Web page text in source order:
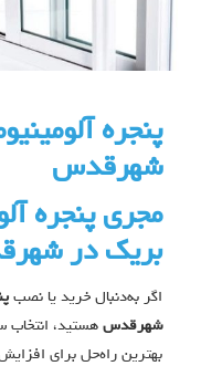
پنجره
شهرقدس
مجری پنجره
بریک در
اگر به‌دنبال خرید یا نصب
شهرقدس هستید،
بهترین راه‌حل برای